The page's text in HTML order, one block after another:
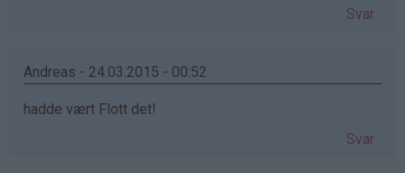
Svar
Andreas - 24.03.2015 - 00:52
hadde vært Flott det!
Svar